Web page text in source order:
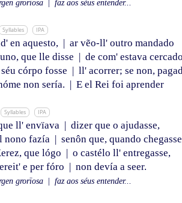
grorïosa faz aos séus entender...
Syllables IPA
en aquesto, | ar vẽo-ll' outro mandado
que lle disse | de com' estava
córpo fosse | ll' acorrer; se non,
non sería. | E el Rei foi aprender
Syllables IPA
ll' envïava | dizer que o ajudasse,
nono fazía | senôn que, quando chegasse
que lógo | o castélo ll' entregasse,
e per fóro | non devía a seer.
grorïosa faz aos séus entender...